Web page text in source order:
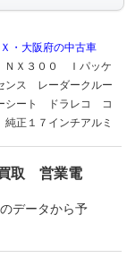
Ｘ・大阪府の中古車
ＮＸ３００ Ｉパッケ
ンス レーダークルー
シート ドラレコ コ
正１７インチアルミ
取 営業電
データから予